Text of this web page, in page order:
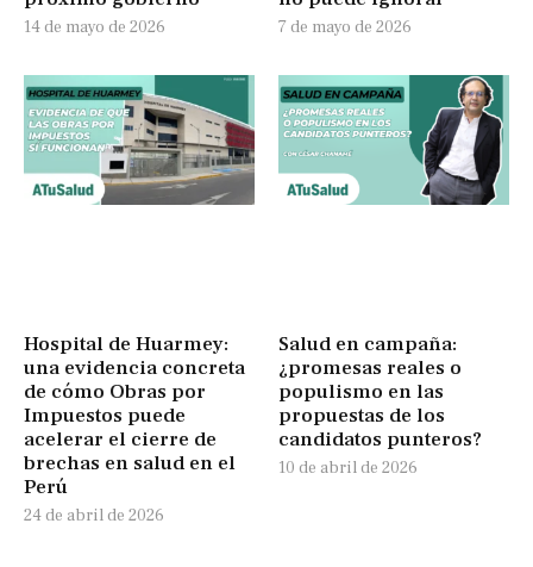
14 de mayo de 2026 7 de mayo de 2026
Hospital de Huarmey:
una evidencia concreta
de cómo Obras por
Impuestos puede
acelerar el cierre de
brechas en salud en el
Perú
24 de abril de 2026
Salud en campaña:
¿promesas reales o
populismo en las
propuestas de los
candidatos punteros?
10 de abril de 2026